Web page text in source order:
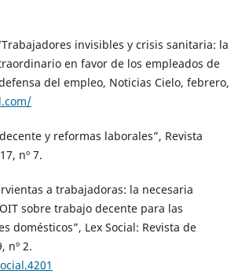
“Trabajadores invisibles y crisis sanitaria: la
en favor de los empleados de
del empleo, Noticias Cielo, febrero,
y reformas laborales”, Revista
nº 7.
a trabajadoras: la necesaria
sobre trabajo decente para las
domésticos”, Lex Social: Revista de
nº 2.